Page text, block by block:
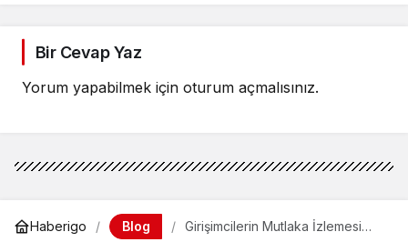
Bir Cevap Yaz
Yorum yapabilmek için oturum açmalısınız.
Haberigo Blog
Girişimcilerin Mutlaka İzlemesi